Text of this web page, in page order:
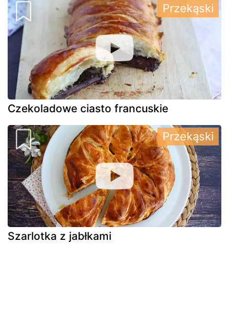
Czekoladowe ciasto francuskie
Przekąski
Szarlotka z jabłkami
Przekąski